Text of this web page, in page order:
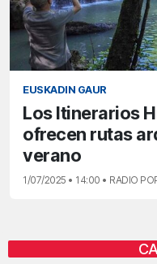
EUSKADIN GAUR
Los Itinerarios
ofrecen rutas
verano
1/07/2025 • 14:00 • RADIO